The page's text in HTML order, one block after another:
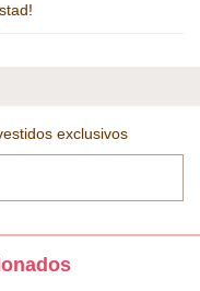
exclusivos